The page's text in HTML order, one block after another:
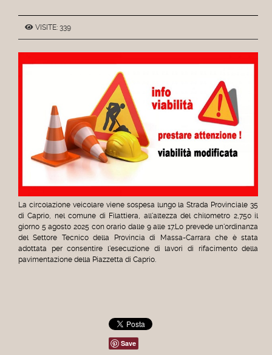
VISITE: 339
La circolazione veicolare viene sospesa lungo la Strada Provinciale 35
di Caprio, nel comune di Filattiera, all'altezza del chilometro 2,750 il
giorno 5 agosto 2025 con orario dalle 9 alle 17.Lo prevede un'ordinanza
del Settore Tecnico della Provincia di Massa-Carrara che è stata
adottata per consentire l'esecuzione di lavori di rifacimento della
pavimentazione della Piazzetta di Caprio.
Save